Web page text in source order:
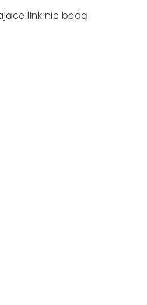
link nie będą